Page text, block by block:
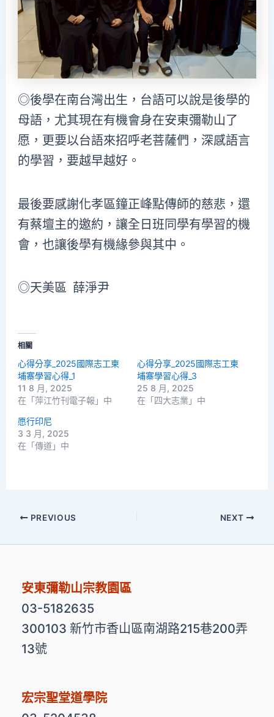
◎後學在南台灣出生，台語可以說是後學的
母語，尤其現在有機會身在安東彌勒山了
愿，更要以台語來招呼老菩薩們，深感語言
的學習，要越早越好。
最後要感謝化孝區鐘正峰點傳師的慈悲，還
有蔡壇主的邀約，讓全日班同學有學習的機
會，也讓後學有機緣參與其中。
◎天美區 薛淨尹
相關
心得分享_2025國際志工柬
埔寨學習心得_1
11 8 月, 2025
在「萍江竹刊電子報」中
心得分享_2025國際志工柬
埔寨學習心得_3
25 8 月, 2025
在「四大志業」中
愿行印尼
3 3 月, 2025
在「傳道」中
PREVIOUS NEXT
安東彌勒山宗教園區
03-5182635
300103 新竹市香山區南湖路215巷200弄
13號
宏宗聖堂道學院